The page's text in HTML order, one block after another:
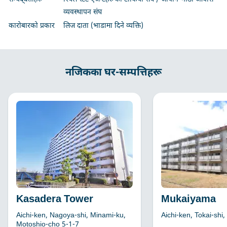
व्यवस्थापन संघ
कारोबारको प्रकार
लिज दाता (भाडामा दिने व्यक्ति)
नजिकका घर-सम्पत्तिहरू
Kasadera Tower
Aichi-ken, Nagoya-shi, Minami-ku,
Motoshio-cho 5-1-7
Mukaiyama
Aichi-ken, Tokai-